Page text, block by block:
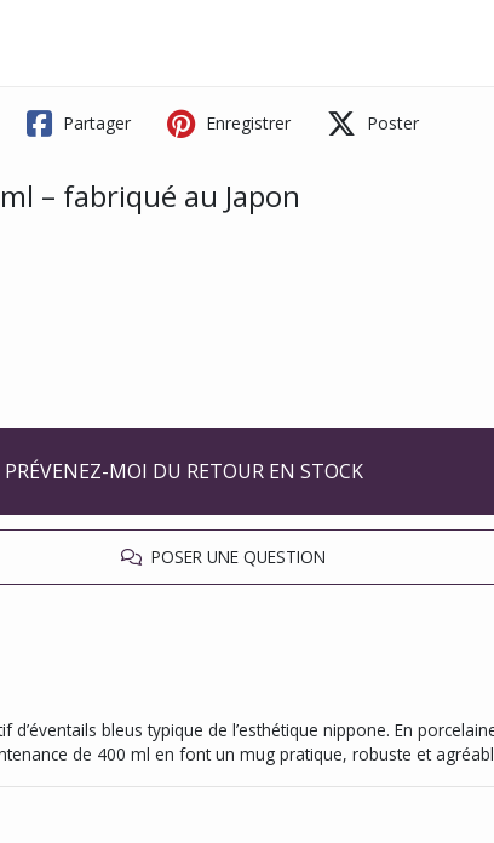
Partager Enregistrer Poster
– fabriqué au Japon
PRÉVENEZ-MOI DU RETOUR EN STOCK
POSER UNE QUESTION
bleus typique de l’esthétique nippone. En
de 400 ml en font un mug pratique, robuste et